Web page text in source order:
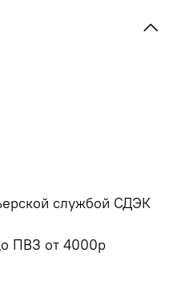
службой СДЭК
ПВЗ от 4000р